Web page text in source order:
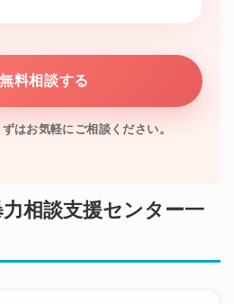
無料相談する
はお気軽にご相談ください。
相談支援センター一